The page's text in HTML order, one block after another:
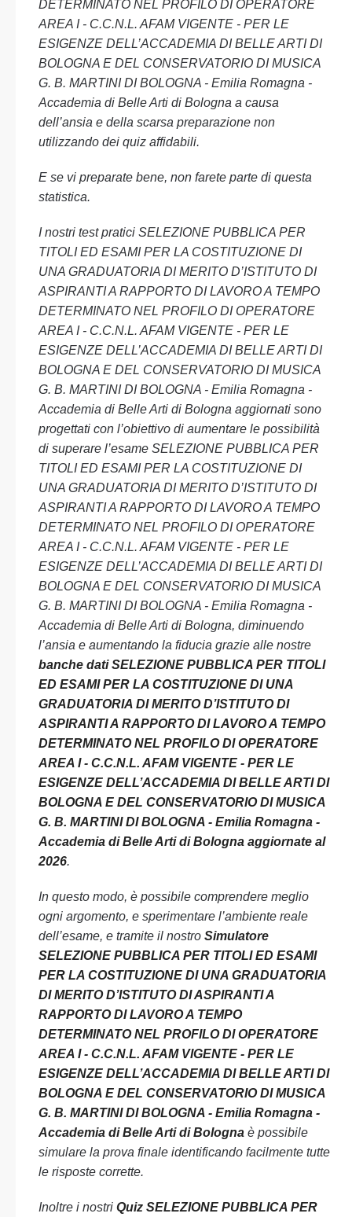
DETERMINATO NEL PROFILO DI OPERATORE
AREA I - C.C.N.L. AFAM VIGENTE - PER LE
ESIGENZE DELL’ACCADEMIA DI BELLE ARTI DI
BOLOGNA E DEL CONSERVATORIO DI MUSICA
G. B. MARTINI DI BOLOGNA - Emilia Romagna -
Accademia di Belle Arti di Bologna a causa
dell’ansia e della scarsa preparazione non
utilizzando dei quiz affidabili.
E se vi preparate bene, non farete parte di questa
statistica.
I nostri test pratici SELEZIONE PUBBLICA PER
TITOLI ED ESAMI PER LA COSTITUZIONE DI
UNA GRADUATORIA DI MERITO D’ISTITUTO DI
ASPIRANTI A RAPPORTO DI LAVORO A TEMPO
DETERMINATO NEL PROFILO DI OPERATORE
AREA I - C.C.N.L. AFAM VIGENTE - PER LE
ESIGENZE DELL’ACCADEMIA DI BELLE ARTI DI
BOLOGNA E DEL CONSERVATORIO DI MUSICA
G. B. MARTINI DI BOLOGNA - Emilia Romagna -
Accademia di Belle Arti di Bologna aggiornati sono
progettati con l’obiettivo di aumentare le possibilità
di superare l’esame SELEZIONE PUBBLICA PER
TITOLI ED ESAMI PER LA COSTITUZIONE DI
UNA GRADUATORIA DI MERITO D’ISTITUTO DI
ASPIRANTI A RAPPORTO DI LAVORO A TEMPO
DETERMINATO NEL PROFILO DI OPERATORE
AREA I - C.C.N.L. AFAM VIGENTE - PER LE
ESIGENZE DELL’ACCADEMIA DI BELLE ARTI DI
BOLOGNA E DEL CONSERVATORIO DI MUSICA
G. B. MARTINI DI BOLOGNA - Emilia Romagna -
Accademia di Belle Arti di Bologna, diminuendo
l’ansia e aumentando la fiducia grazie alle nostre
banche dati SELEZIONE PUBBLICA PER TITOLI
ED ESAMI PER LA COSTITUZIONE DI UNA
GRADUATORIA DI MERITO D’ISTITUTO DI
ASPIRANTI A RAPPORTO DI LAVORO A TEMPO
DETERMINATO NEL PROFILO DI OPERATORE
AREA I - C.C.N.L. AFAM VIGENTE - PER LE
ESIGENZE DELL’ACCADEMIA DI BELLE ARTI DI
BOLOGNA E DEL CONSERVATORIO DI MUSICA
G. B. MARTINI DI BOLOGNA - Emilia Romagna -
Accademia di Belle Arti di Bologna aggiornate al
2026.
In questo modo, è possibile comprendere meglio
ogni argomento, e sperimentare l’ambiente reale
dell’esame, e tramite il nostro Simulatore
SELEZIONE PUBBLICA PER TITOLI ED ESAMI
PER LA COSTITUZIONE DI UNA GRADUATORIA
DI MERITO D’ISTITUTO DI ASPIRANTI A
RAPPORTO DI LAVORO A TEMPO
DETERMINATO NEL PROFILO DI OPERATORE
AREA I - C.C.N.L. AFAM VIGENTE - PER LE
ESIGENZE DELL’ACCADEMIA DI BELLE ARTI DI
BOLOGNA E DEL CONSERVATORIO DI MUSICA
G. B. MARTINI DI BOLOGNA - Emilia Romagna -
Accademia di Belle Arti di Bologna è possibile
simulare la prova finale identificando facilmente tutte
le risposte corrette.
Inoltre i nostri Quiz SELEZIONE PUBBLICA PER